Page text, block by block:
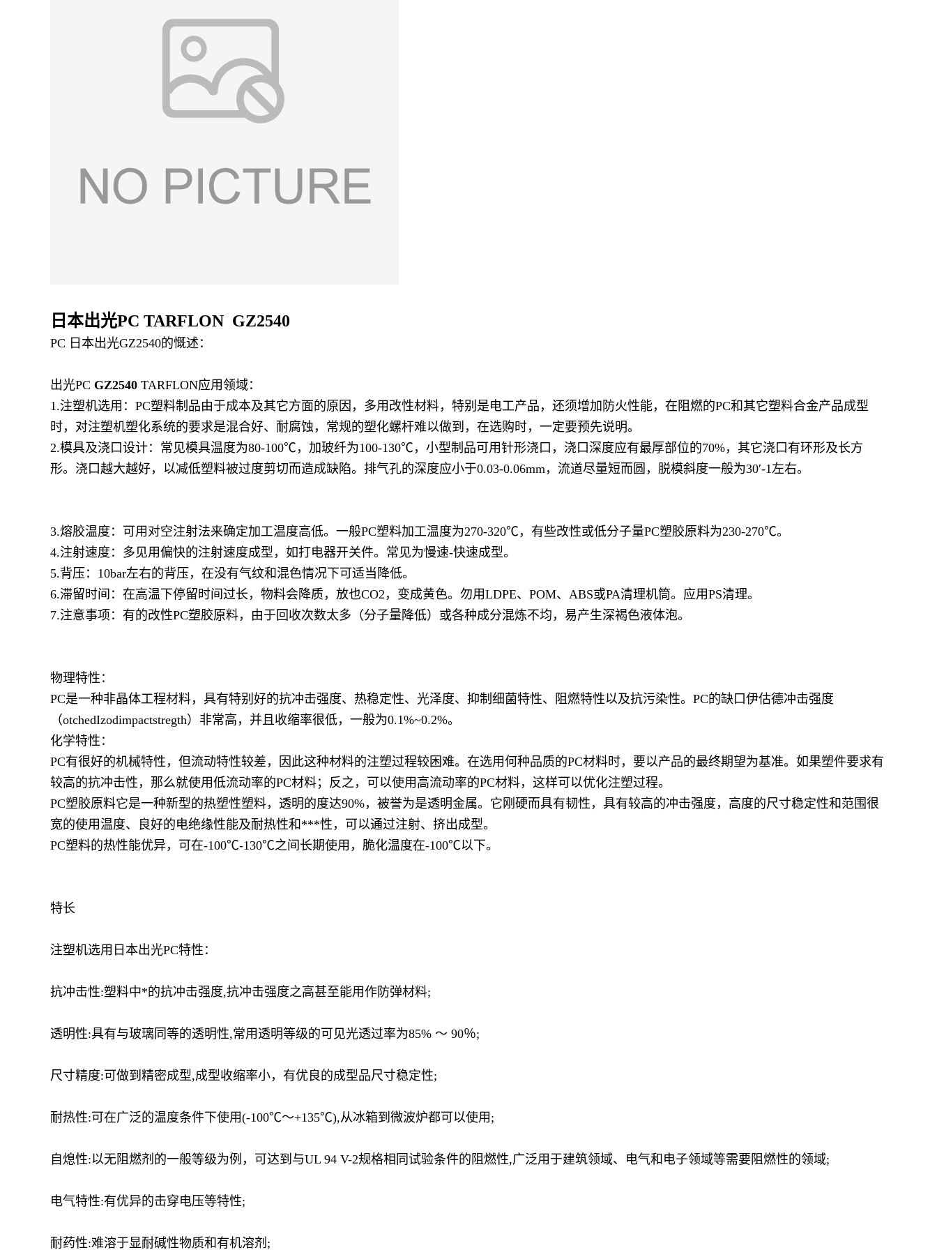
日本出光PC TARFLON GZ2540
PC 日本出光GZ2540的慨述：
出光PC GZ2540 TARFLON应用领域：
1.注塑机选用：PC塑料制品由于成本及其它方面的原因，多用改性材料，特别是电工产品，还须增加防火性能，在阻燃的PC和其它塑料合金产品成型
时，对注塑机塑化系统的要求是混合好、耐腐蚀，常规的塑化螺杆难以做到，在选购时，一定要预先说明。
2.模具及浇口设计：常见模具温度为80-100℃，加玻纤为100-130℃，小型制品可用针形浇口，浇口深度应有最厚部位的70%，其它浇口有环形及长方
形。浇口越大越好，以减低塑料被过度剪切而造成缺陷。排气孔的深度应小于0.03-0.06mm，流道尽量短而圆，脱模斜度一般为30′-1左右。
3.熔胶温度：可用对空注射法来确定加工温度高低。一般PC塑料加工温度为270-320℃，有些改性或低分子量PC塑胶原料为230-270℃。
4.注射速度：多见用偏快的注射速度成型，如打电器开关件。常见为慢速-快速成型。
5.背压：10bar左右的背压，在没有气纹和混色情况下可适当降低。
6.滞留时间：在高温下停留时间过长，物料会降质，放也CO2，变成黄色。勿用LDPE、POM、ABS或PA清理机筒。应用PS清理。
7.注意事项：有的改性PC塑胶原料，由于回收次数太多（分子量降低）或各种成分混炼不均，易产生深褐色液体泡。
物理特性：
PC是一种非晶体工程材料，具有特别好的抗冲击强度、热稳定性、光泽度、抑制细菌特性、阻燃特性以及抗污染性。PC的缺口伊估德冲击强度
（otchedIzodimpactstregth）非常高，并且收缩率很低，一般为0.1%~0.2%。
化学特性：
PC有很好的机械特性，但流动特性较差，因此这种材料的注塑过程较困难。在选用何种品质的PC材料时，要以产品的最终期望为基准。如果塑件要求有
较高的抗冲击性，那么就使用低流动率的PC材料；反之，可以使用高流动率的PC材料，这样可以优化注塑过程。
PC塑胶原料它是一种新型的热塑性塑料，透明的度达90%，被誉为是透明金属。它刚硬而具有韧性，具有较高的冲击强度，高度的尺寸稳定性和范围很
宽的使用温度、良好的电绝缘性能及耐热性和***性，可以通过注射、挤出成型。
PC塑料的热性能优异，可在-100℃-130℃之间长期使用，脆化温度在-100℃以下。
特长
注塑机选用日本出光PC特性：
抗冲击性:塑料中*的抗冲击强度,抗冲击强度之高甚至能用作防弹材料;
透明性:具有与玻璃同等的透明性,常用透明等级的可见光透过率为85% ～ 90％;
尺寸精度:可做到精密成型,成型收缩率小，有优良的成型品尺寸稳定性;
耐热性:可在广泛的温度条件下使用(-100℃～+135℃),从冰箱到微波炉都可以使用;
自熄性:以无阻燃剂的一般等级为例，可达到与UL 94 V-2规格相同试验条件的阻燃性,广泛用于建筑领域、电气和电子领域等需要阻燃性的领域;
电气特性:有优异的击穿电压等特性;
耐药性:难溶于显耐碱性物质和有机溶剂;